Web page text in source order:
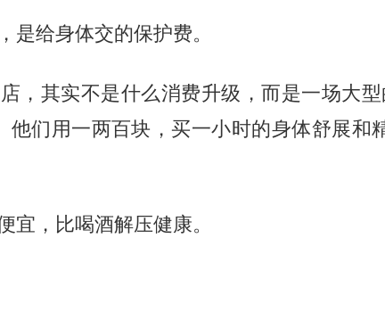
给身体交的保护费。
，其实不是什么消费升级，而是一场大
他们用一两百块，买一小时的身体舒展和
，比喝酒解压健康。